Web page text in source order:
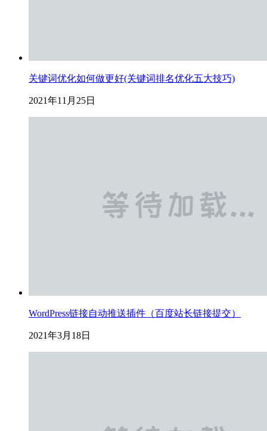
关键词优化如何做更好(关键词排名优化五大技巧)
2021年11月25日
WordPress链接自动推送插件（百度站长链接提交）
2021年3月18日